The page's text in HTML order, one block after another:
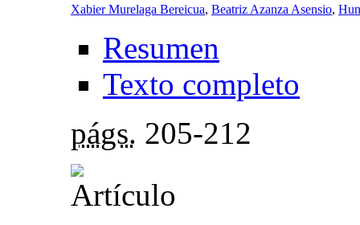
Xabier Murelaga Bereicua, Beatriz Azanza Asensio,
Resumen
Texto completo
págs. 205-212